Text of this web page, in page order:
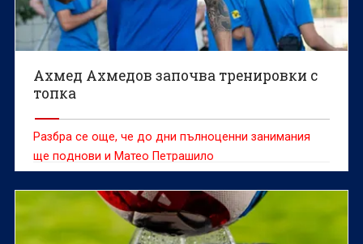
Ахмед Ахмедов започва тренировки с
топка
Разбра се още, че до дни пълноценни занимания
ще поднови и Матео Петрашило